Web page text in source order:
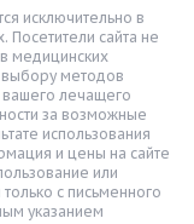
исключительно в
сайта не
медицинских
выбору методов
вашего лечащего
за возможные
использования
и цены на сайте
или
с письменного
указанием